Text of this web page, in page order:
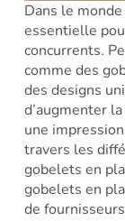
Dans le
essentielle
concurrents.
comme des
des designs
d’augmenter
une
travers les
gobelets en
gobelets en
de